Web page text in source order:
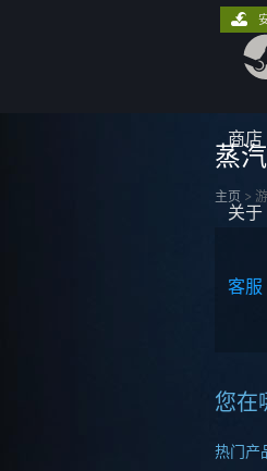
商店
关于
客服
蒸
主页 >
您在
热门产